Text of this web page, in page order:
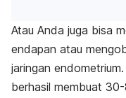
Atau Anda juga bisa
endapan atau
jaringan
berhasil membuat